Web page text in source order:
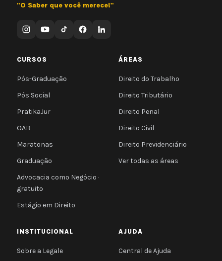
"O Saber que você merece!"
CURSOS
Pós-Graduação
Pós Social
PratikaJur
OAB
Maratonas
Graduação
Advocacia como Negócio ·
gratuito
Estágio em Direito
ÁREAS
Direito do Trabalho
Direito Tributário
Direito Penal
Direito Civil
Direito Previdenciário
Ver todas as áreas
INSTITUCIONAL
Sobre a Legale
AJUDA
Central de Ajuda